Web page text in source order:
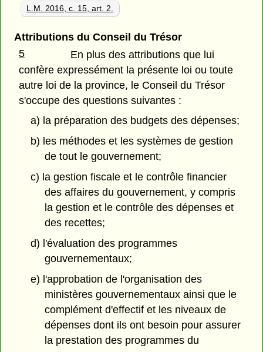
L.M. 2016, c. 15, art. 2.
Attributions du Conseil du Trésor
5
En plus des attributions que lui
confère expressément la présente loi ou toute
autre loi de la province, le Conseil du Trésor
s'occupe des questions suivantes :
a) la préparation des budgets des dépenses;
b) les méthodes et les systèmes de gestion
de tout le gouvernement;
c) la gestion fiscale et le contrôle financier
des affaires du gouvernement, y compris
la gestion et le contrôle des dépenses et
des recettes;
d) l'évaluation des programmes
gouvernementaux;
e) l'approbation de l'organisation des
ministères gouvernementaux ainsi que le
complément d'effectif et les niveaux de
dépenses dont ils ont besoin pour assurer
la prestation des programmes du